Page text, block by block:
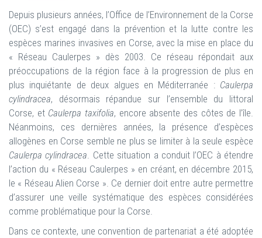
Depuis plusieurs années, l’Office de l’Environnement de la Corse
(OEC) s’est engagé dans la prévention et la lutte contre les
espèces marines invasives en Corse, avec la mise en place du
« Réseau Caulerpes » dès 2003. Ce réseau répondait aux
préoccupations de la région face à la progression de plus en
plus inquiétante de deux algues en Méditerranée : Caulerpa
cylindracea, désormais répandue sur l’ensemble du littoral
Corse, et Caulerpa taxifolia, encore absente des côtes de l’île.
Néanmoins, ces dernières années, la présence d’espèces
allogènes en Corse semble ne plus se limiter à la seule espèce
Caulerpa cylindracea. Cette situation a conduit l’OEC à étendre
l’action du « Réseau Caulerpes » en créant, en décembre 2015,
le « Réseau Alien Corse ». Ce dernier doit entre autre permettre
d’assurer une veille systématique des espèces considérées
comme problématique pour la Corse.
Dans ce contexte, une convention de partenariat a été adoptée